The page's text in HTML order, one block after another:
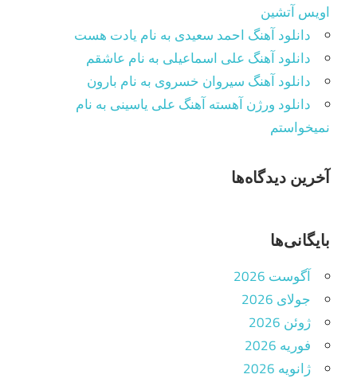
اویس آتشین
دانلود آهنگ احمد سعیدی به نام یادت هست
دانلود آهنگ علی اسماعیلی به نام عاشقم
دانلود آهنگ سیروان خسروی به نام بارون
دانلود ورژن آهسته آهنگ علی یاسینی به نام
نمیخواستم
آخرین دیدگاه‌ها
بایگانی‌ها
آگوست 2026
جولای 2026
ژوئن 2026
فوریه 2026
ژانویه 2026